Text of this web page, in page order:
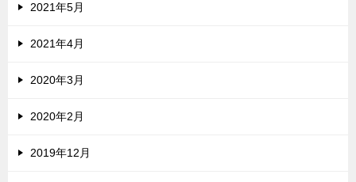
2021年5月
2021年4月
2020年3月
2020年2月
2019年12月